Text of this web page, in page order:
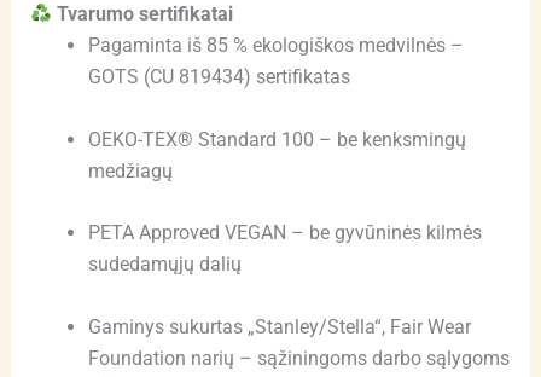
Tvarumo sertifikatai
Pagaminta iš 85 % ekologiškos medvilnės –
GOTS (CU 819434) sertifikatas
OEKO-TEX® Standard 100 – be kenksmingų
medžiagų
PETA Approved VEGAN – be gyvūninės kilmės
sudedamųjų dalių
Gaminys sukurtas „Stanley/Stella“, Fair Wear
Foundation narių – sąžiningoms darbo sąlygoms